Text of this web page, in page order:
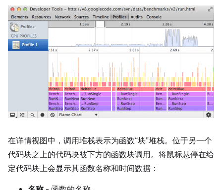
在详情视图中，调用堆栈表示为函数“块”堆栈。位于另一个
代码块之上的代码块被下方的函数块调用。将鼠标悬停在给
定代码块上会显示其函数名称和时间数据：